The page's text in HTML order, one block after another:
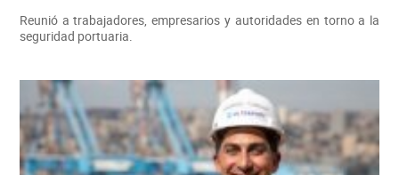
Reunió a trabajadores, empresarios y autoridades en torno a la
seguridad portuaria.